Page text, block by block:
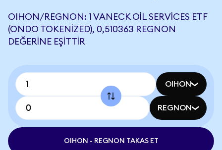
OIHON/REGNON: 1 VANECK OIL SERVICES ETF
(ONDO TOKENIZED), 0,510363 REGNON
DEĞERINE EŞITTIR
OIHON
REGNON
OIHON - REGNON TAKAS ET